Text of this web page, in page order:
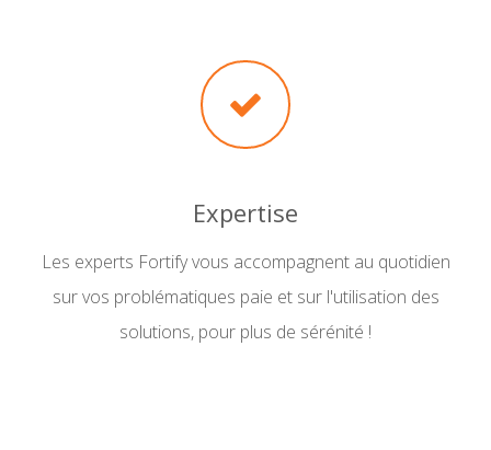
Expertise
Les experts Fortify vous accompagnent au quotidien
sur vos problématiques paie et sur l'utilisation des
solutions, pour plus de sérénité !